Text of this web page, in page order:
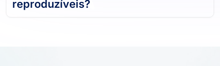
reproduzíveis?